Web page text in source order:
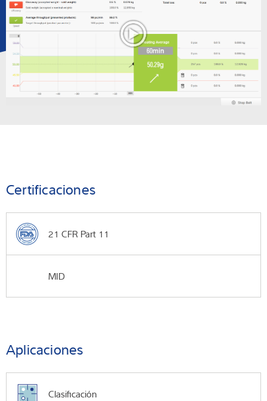
Certificaciones
21 CFR Part 11
MID
Aplicaciones
Clasificación